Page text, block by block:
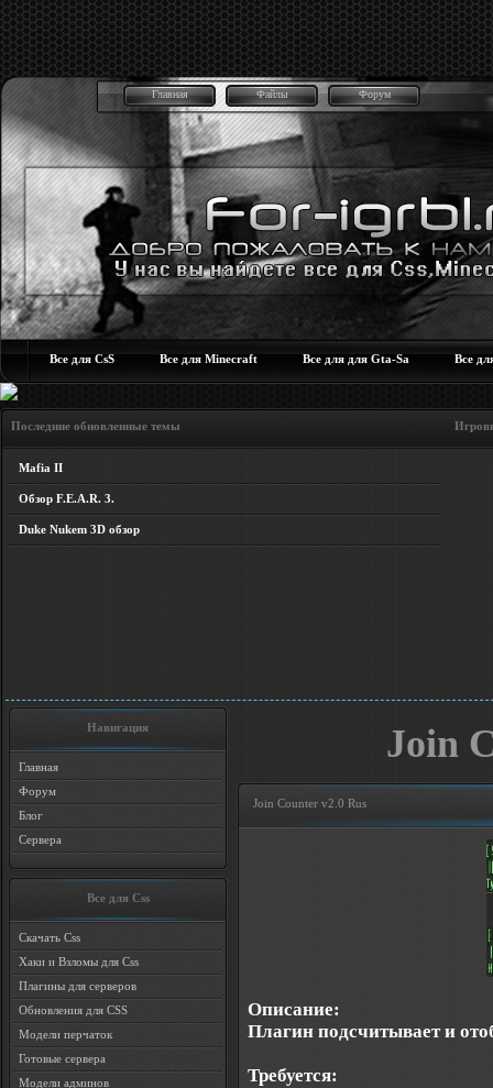
Главная Файлы Форум
Все для CsS Все для Minecraft Все для для Gta-Sa Все
Последние обновленные темы Игровые
Mafia II
Обзор F.E.A.R. 3.
Duke Nukem 3D обзор
Навигация
Главная
Форум
Блог
Сервера
Все для Css
Скачать Css
Хаки и Взломы для Css
Плагины для серверов
Обновления для CSS
Модели перчаток
Готовые сервера
Модели админов
Join
Join Counter v2.0 Rus
Описание:
Плагин подсчитывает и
Требуется: